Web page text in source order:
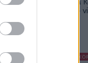
Ligában –
KÜLFÖLDI